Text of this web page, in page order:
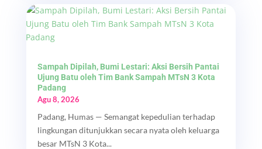
Sampah Dipilah, Bumi Lestari: Aksi Bersih Pantai
Ujung Batu oleh Tim Bank Sampah MTsN 3 Kota
Padang
Agu 8, 2026
Padang, Humas — Semangat kepedulian terhadap
lingkungan ditunjukkan secara nyata oleh keluarga
besar MTsN 3 Kota...